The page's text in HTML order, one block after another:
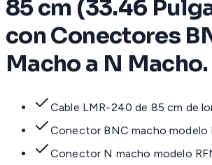
85 cm (33.46
con Conectores
Macho a N Macho.
Cable LMR-240 de 85 cm de
Conector BNC macho modelo
Conector N macho modelo